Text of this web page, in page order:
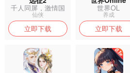
千人同屏，激情国
战——《远征...
仙侠
立即下载
世界OL
养成
立即下载